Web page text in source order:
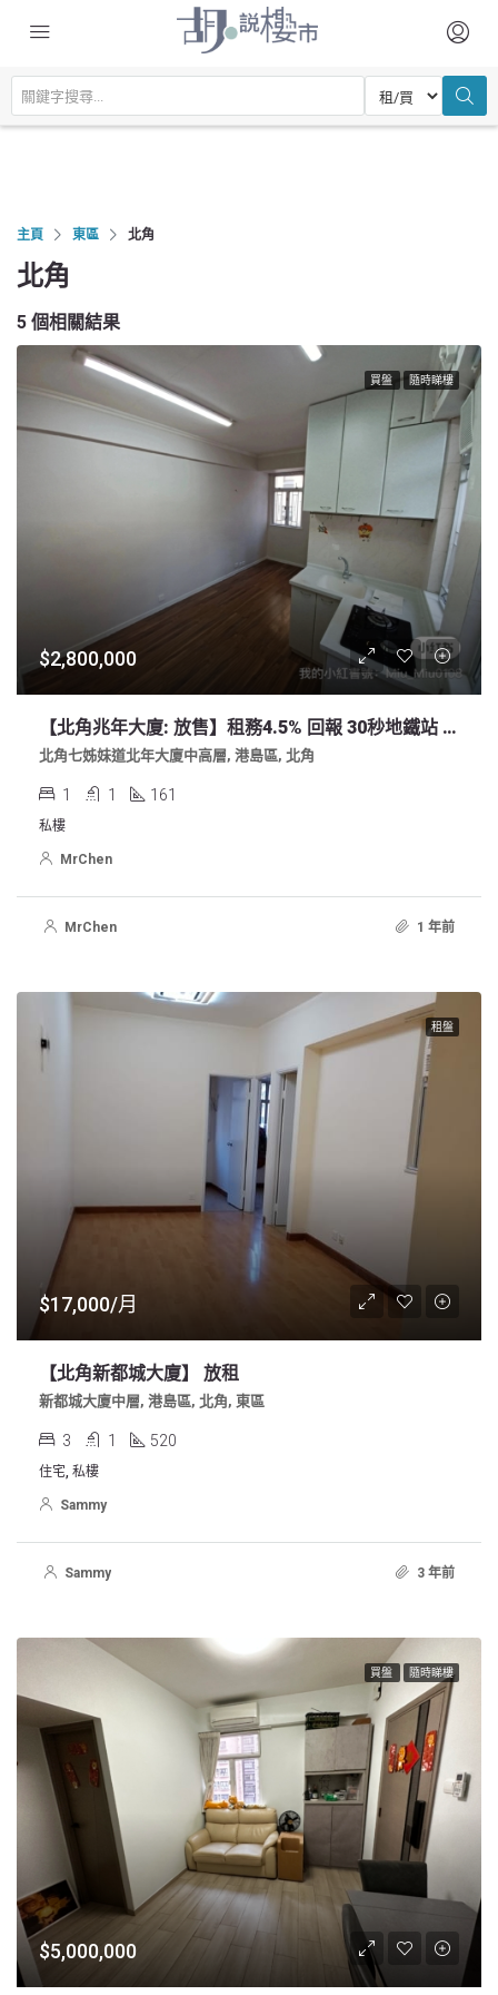
主頁 東區 北角
北角
5 個相關結果
買盤 隨時睇樓
$2,800,000
【北角兆年大廈: 放售】租務4.5% 回報 30秒地鐵站 開揚東南山景
北角七姊妹道北年大廈中高層, 港島區, 北角
1 1 161
私樓
MrChen
MrChen 1 年前
租盤
$17,000/月
【北角新都城大廈】 放租
新都城大廈中層, 港島區, 北角, 東區
3 1 520
住宅, 私樓
Sammy
Sammy 3 年前
買盤 隨時睇樓
$5,000,000